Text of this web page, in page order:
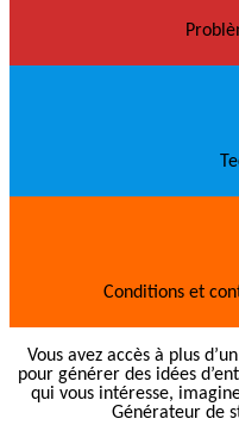
Conditions et
Vous avez accès à plus
pour générer des idées
qui vous intéresse,
Générateur de